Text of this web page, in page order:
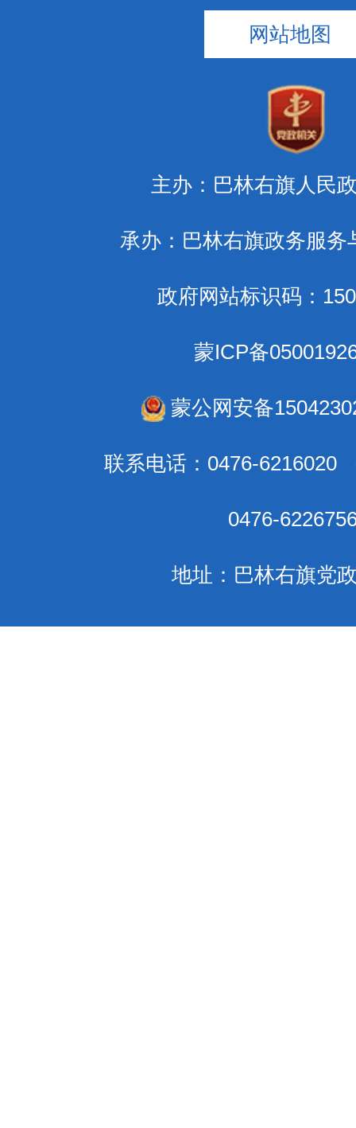
网站地图
主办：巴林右旗人民
承办：巴林右旗政务服务
政府网站标识码：
蒙ICP备
蒙公网安备
联系电话：0476-6216020
0476-
地址：巴林右旗党